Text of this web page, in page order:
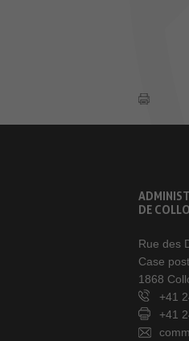
DE
Rue des
Case
1868
+41
+41